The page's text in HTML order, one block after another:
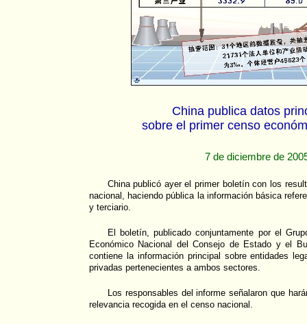
China publica datos
sobre el primer censo
7 de diciembre de
China publicó ayer el primer boletín con los
nacional, haciendo pública la información básica
y terciario.
El boletín, publicado conjuntamente por el
Económico Nacional del Consejo de Estado y el
contiene la información principal sobre entidades
privadas pertenecientes a ambos sectores.
Los responsables del informe señalaron que
relevancia recogida en el censo nacional.